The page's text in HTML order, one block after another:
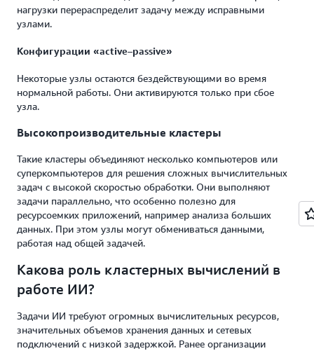
нагрузки перераспределит задачу между исправными
узлами.
Конфигурации «active–passive»
Некоторые узлы остаются бездействующими во время
нормальной работы. Они активируются только при сбое
узла.
Высокопроизводительные кластеры
Такие кластеры объединяют несколько компьютеров или
суперкомпьютеров для решения сложных вычислительных
задач с высокой скоростью обработки. Они выполняют
задачи параллельно, что особенно полезно для
ресурсоемких приложений, например анализа больших
данных. При этом узлы могут обмениваться данными,
работая над общей задачей.
Какова роль кластерных вычислений в
работе ИИ?
Задачи ИИ требуют огромных вычислительных ресурсов,
значительных объемов хранения данных и сетевых
подключений с низкой задержкой. Ранее организации